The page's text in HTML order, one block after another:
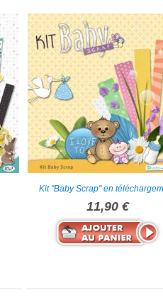
Kit "Baby Scrap" en
11,90 €